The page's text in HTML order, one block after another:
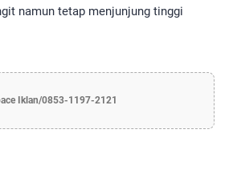
namun tetap menjunjung tinggi
Iklan/0853-1197-2121